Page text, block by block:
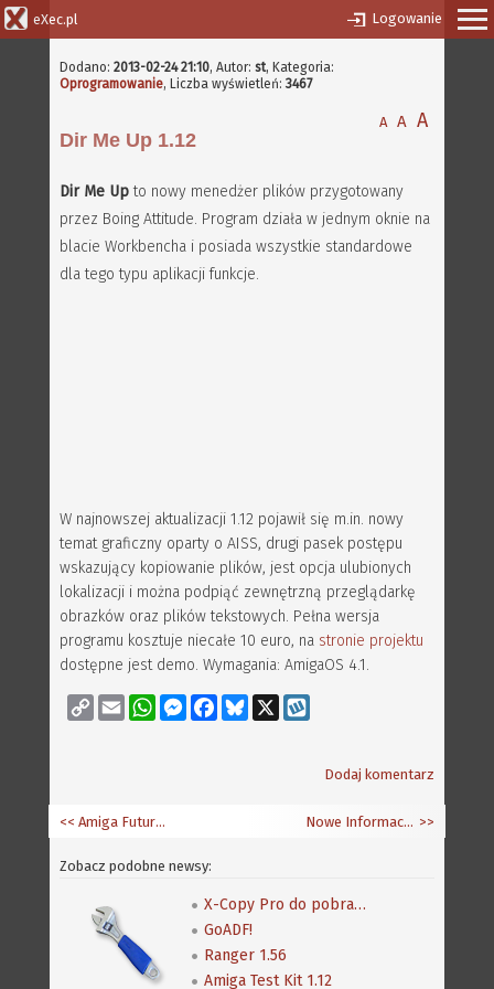
eXec.pl Logowanie
Dodano: 2013-02-24 21:10, Autor: st, Kategoria:
Oprogramowanie, Liczba wyświetleń: 3467
A A A
Dir Me Up 1.12
Dir Me Up to nowy menedżer plików przygotowany
przez Boing Attitude. Program działa w jednym oknie na
blacie Workbencha i posiada wszystkie standardowe
dla tego typu aplikacji funkcje.
W najnowszej aktualizacji 1.12 pojawił się m.in. nowy
temat graficzny oparty o AISS, drugi pasek postępu
wskazujący kopiowanie plików, jest opcja ulubionych
lokalizacji i można podpiąć zewnętrzną przeglądarkę
obrazków oraz plików tekstowych. Pełna wersja
programu kosztuje niecałe 10 euro, na stronie projektu
dostępne jest demo. Wymagania: AmigaOS 4.1.
Copy
Link
Email WhatsAppMessenger
FacebookBluesky
Dodaj komentarz
Nowe Informacje od Trevora >>
<< Amiga Future - zapowiedź 101 i 85 online
Zobacz podobne newsy:
X-Copy Pro do pobrania także z Amiga Future
GoADF!
Ranger 1.56
Amiga Test Kit 1.12